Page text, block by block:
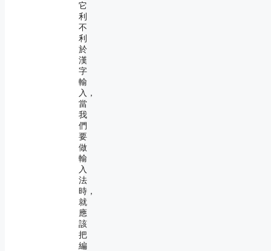
它
利
不
利
於
漢
字
輸
入，
當
我
們
要
做
輸
入
法
時，
就
應
該
把
編